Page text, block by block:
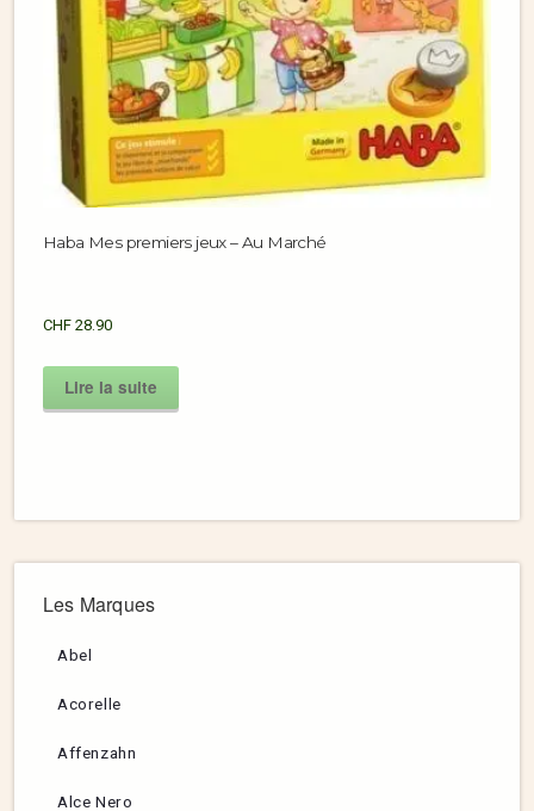
Haba Mes premiers jeux – Au Marché
CHF 28.90
Lire la suite
Les Marques
Abel
Acorelle
Affenzahn
Alce Nero